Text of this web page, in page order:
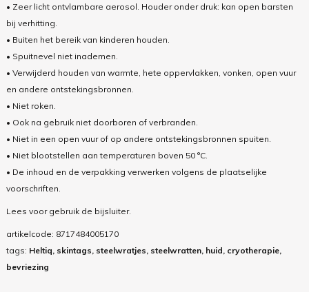
• Zeer licht ontvlambare aerosol. Houder onder druk: kan open barsten
bij verhitting.
• Buiten het bereik van kinderen houden.
• Spuitnevel niet inademen.
• Verwijderd houden van warmte, hete oppervlakken, vonken, open vuur
en andere ontstekingsbronnen.
• Niet roken.
• Ook na gebruik niet doorboren of verbranden.
• Niet in een open vuur of op andere ontstekingsbronnen spuiten.
• Niet blootstellen aan temperaturen boven 50 °C.
• De inhoud en de verpakking verwerken volgens de plaatselijke
voorschriften.
Lees voor gebruik de bijsluiter.
artikelcode: 8717484005170
tags: Heltiq, skintags, steelwratjes, steelwratten, huid, cryotherapie,
bevriezing